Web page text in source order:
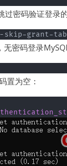
过密码验证登录
grant-
无密码登录
置为空：